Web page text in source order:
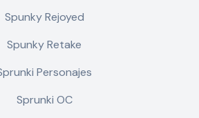
Spunky Rejoyed
Spunky Retake
Personajes
Sprunki OC